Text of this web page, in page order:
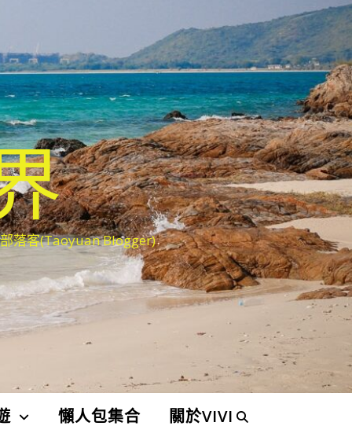
落客(Taoyuan Blogger)
懶人包集合 關於VIVI